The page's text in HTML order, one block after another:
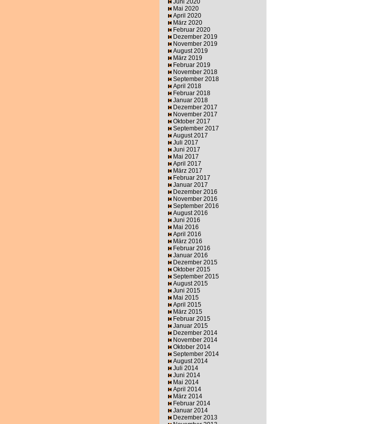
Juni 2020
Mai 2020
April 2020
März 2020
Februar 2020
Dezember 2019
November 2019
August 2019
März 2019
Februar 2019
November 2018
September 2018
April 2018
Februar 2018
Januar 2018
Dezember 2017
November 2017
Oktober 2017
September 2017
August 2017
Juli 2017
Juni 2017
Mai 2017
April 2017
März 2017
Februar 2017
Januar 2017
Dezember 2016
November 2016
September 2016
August 2016
Juni 2016
Mai 2016
April 2016
März 2016
Februar 2016
Januar 2016
Dezember 2015
Oktober 2015
September 2015
August 2015
Juni 2015
Mai 2015
April 2015
März 2015
Februar 2015
Januar 2015
Dezember 2014
November 2014
Oktober 2014
September 2014
August 2014
Juli 2014
Juni 2014
Mai 2014
April 2014
März 2014
Februar 2014
Januar 2014
Dezember 2013